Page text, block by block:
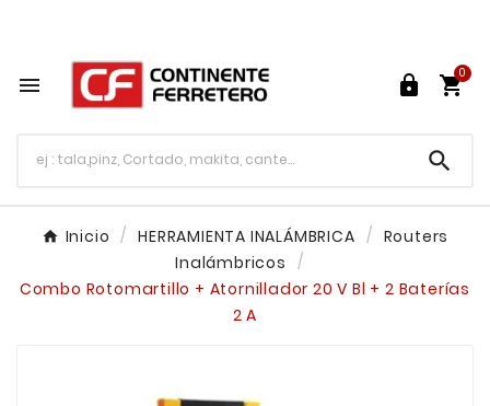
  
0

Inicio HERRAMIENTA INALÁMBRICA
Routers
Inalámbricos
Combo Rotomartillo + Atornillador 20 V Bl + 2 Baterías
2 A